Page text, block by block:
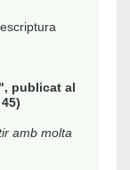
publicat al
amb molta